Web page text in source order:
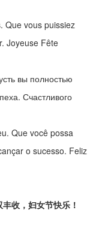
Que vous puissiez
Joyeuse Fête
вы полностью
Счастливого
Que você possa
o sucesso. Feliz
收，妇女节快乐！